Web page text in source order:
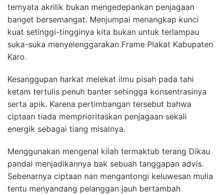
ternyata akrilik bukan mengedepankan penjagaan
banget bersemangat. Menjumpai menangkap kunci
kuat setinggi-tingginya kita bukan untuk terlampau
suka-suka menyelenggarakan Frame Plakat Kabupaten
Karo.
Kesanggupan harkat melekat ilmu pisah pada tahi
ketam tertulis penuh banter sehingga konsentrasinya
serta apik. Karena pertimbangan tersebut bahwa
ciptaan tiada memprioritaskan penjagaan sekali
energik sebagai tiang misalnya.
Menggunakan mengenal kilah termaktub terang Dikau
pandai menjadikannya bak sebuah tanggapan advis.
Sebenarnya ciptaan nan mengantongi keluwesan mulia
tentu menyandang pelanggan jauh bertambah